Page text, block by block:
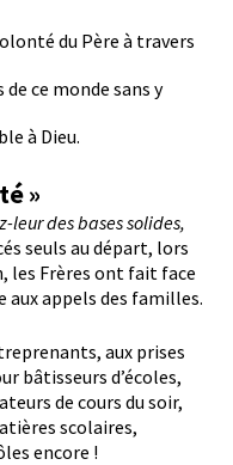
du Père à travers
de ce monde sans y
à Dieu.
»
leur des bases solides,
seuls au départ, lors
les Frères ont fait face
aux appels des familles.
aux prises
bâtisseurs d’écoles,
de cours du soir,
scolaires,
encore !